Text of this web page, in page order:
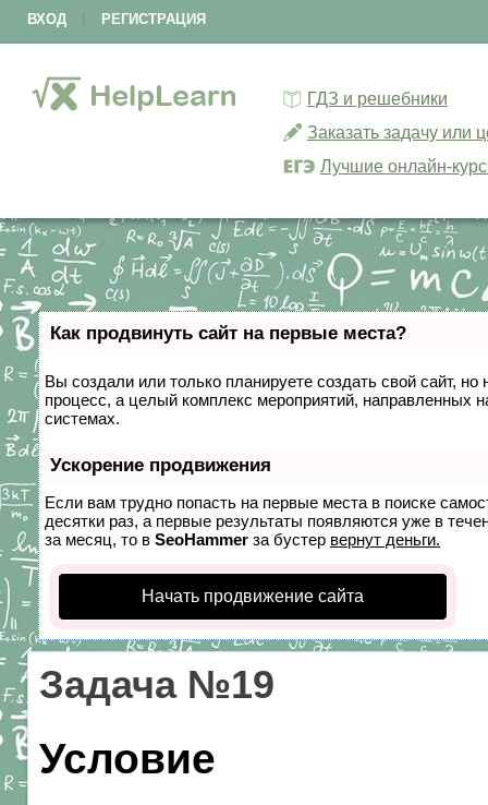
ВХОД РЕГИСТРАЦИЯ
ГДЗ и решебники
Заказать задачу или
Лучшие онлайн-
Как продвинуть сайт на первые места?
Вы создали или только планируете создать свой сайт,
процесс, а целый комплекс мероприятий, направленных
системах.
Ускорение продвижения
Если вам трудно попасть на первые места в поиске
десятки раз, а первые результаты появляются уже в
за месяц, то в SeoHammer за бустер вернут деньги.
Начать продвижение сайта
Задача №19
Условие